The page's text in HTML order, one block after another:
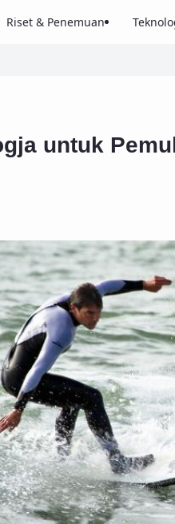
Riset & Penemuan
untuk